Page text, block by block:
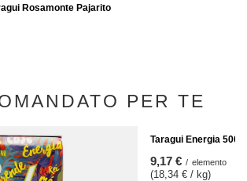
Rosamonte Pajarito
PER TE
Taragui Energia 500g
9,17 € / elemento
(18,34 € / kg)